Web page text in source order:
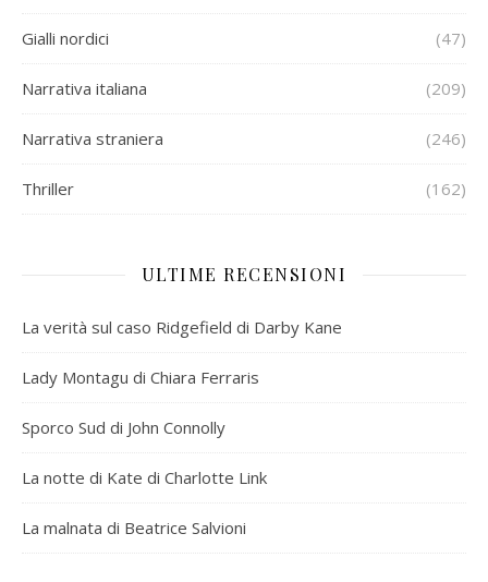
Gialli nordici (47)
Narrativa italiana (209)
Narrativa straniera (246)
Thriller (162)
ULTIME RECENSIONI
La verità sul caso Ridgefield di Darby Kane
Lady Montagu di Chiara Ferraris
Sporco Sud di John Connolly
La notte di Kate di Charlotte Link
La malnata di Beatrice Salvioni